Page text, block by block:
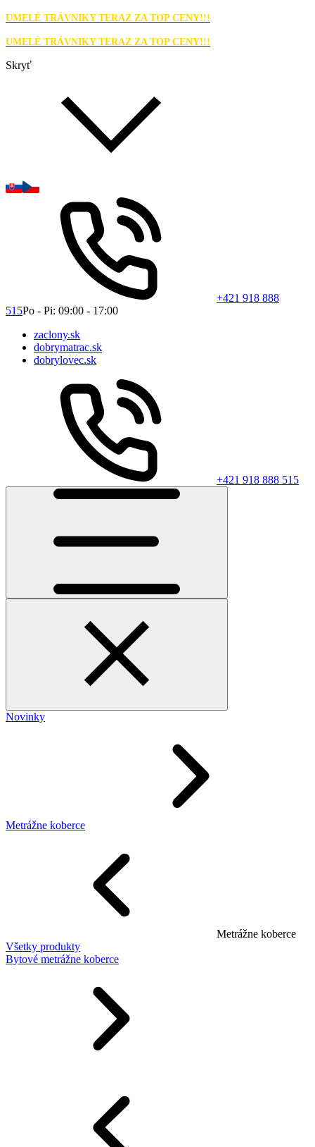
UMELÉ TRÁVNIKY TERAZ ZA TOP CENY!!!
UMELÉ TRÁVNIKY TERAZ ZA TOP CENY!!!
Skryť
+421 918 888
515Po - Pi: 09:00 - 17:00
zaclony.sk
dobrymatrac.sk
dobrylovec.sk
+421 918 888 515
Novinky
Metrážne koberce
Metrážne koberce
Všetky produkty
Bytové metrážne koberce